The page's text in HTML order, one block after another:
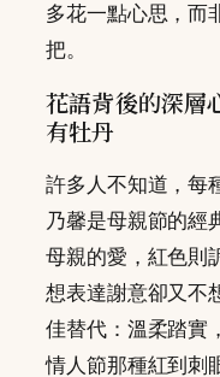
多花一點心思，而
把。
花語背後的深層
有牡丹
許多人不知道，每
乃馨是母親節的
母親的愛，紅色則
想表達謝意卻又不
佳替代：溫柔踏實
情人節那種紅到刺